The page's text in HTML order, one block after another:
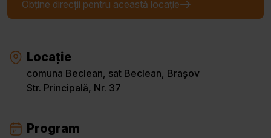
Obține direcții pentru această locație
Locație
comuna Beclean, sat Beclean, Brașov
Str. Principală, Nr. 37
Program